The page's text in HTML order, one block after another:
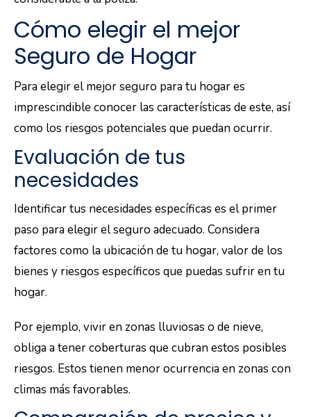
Cómo elegir el mejor
Seguro de Hogar
Para elegir el mejor seguro para tu hogar es
imprescindible conocer las características de este, así
como los riesgos potenciales que puedan ocurrir.
Evaluación de tus
necesidades
Identificar tus necesidades específicas es el primer
paso para elegir el seguro adecuado. Considera
factores como la ubicación de tu hogar, valor de los
bienes y riesgos específicos que puedas sufrir en tu
hogar.
Por ejemplo, vivir en zonas lluviosas o de nieve,
obliga a tener coberturas que cubran estos posibles
riesgos. Estos tienen menor ocurrencia en zonas con
climas más favorables.